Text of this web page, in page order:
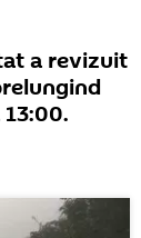
a revizuit